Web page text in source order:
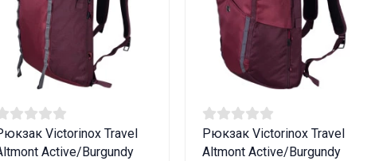
Victorinox Travel
Active/Burgundy
Рюкзак Victorinox Travel
Altmont Active/Burgundy